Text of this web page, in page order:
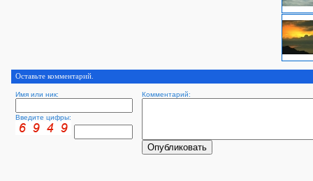
Оставьте комментарий.
Имя или ник: Комментарий:
Введите цифры: